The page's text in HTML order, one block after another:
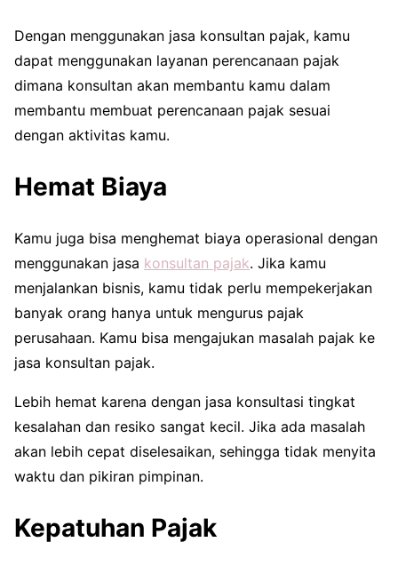
Dengan menggunakan jasa konsultan pajak, kamu
dapat menggunakan layanan perencanaan pajak
dimana konsultan akan membantu kamu dalam
membantu membuat perencanaan pajak sesuai
dengan aktivitas kamu.
Hemat Biaya
Kamu juga bisa menghemat biaya operasional dengan
menggunakan jasa konsultan pajak. Jika kamu
menjalankan bisnis, kamu tidak perlu mempekerjakan
banyak orang hanya untuk mengurus pajak
perusahaan. Kamu bisa mengajukan masalah pajak ke
jasa konsultan pajak.
Lebih hemat karena dengan jasa konsultasi tingkat
kesalahan dan resiko sangat kecil. Jika ada masalah
akan lebih cepat diselesaikan, sehingga tidak menyita
waktu dan pikiran pimpinan.
Kepatuhan Pajak